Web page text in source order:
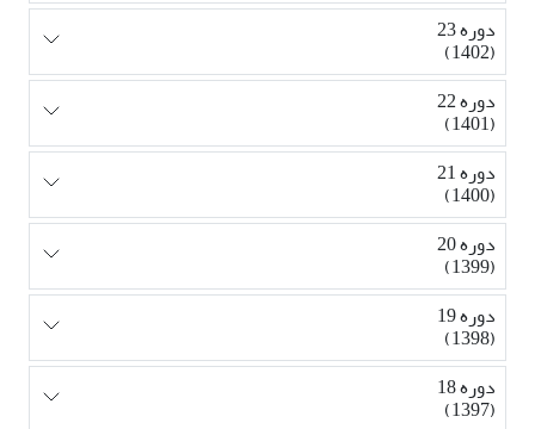
دوره 23
(1402)
دوره 22
(1401)
دوره 21
(1400)
دوره 20
(1399)
دوره 19
(1398)
دوره 18
(1397)